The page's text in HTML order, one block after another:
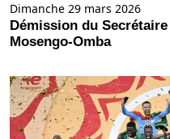
Dimanche 29 mars 2026
Démission du
Mosengo-Omba